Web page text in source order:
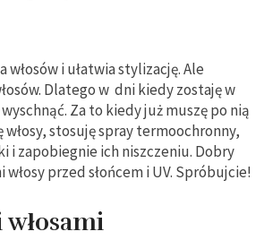
i ułatwia stylizację. Ale
Dlatego w dni kiedy zostaję w
Za to kiedy już muszę po nią
stosuję spray termoochronny,
i zapobiegnie ich niszczeniu. Dobry
przed słońcem i UV. Spróbujcie!